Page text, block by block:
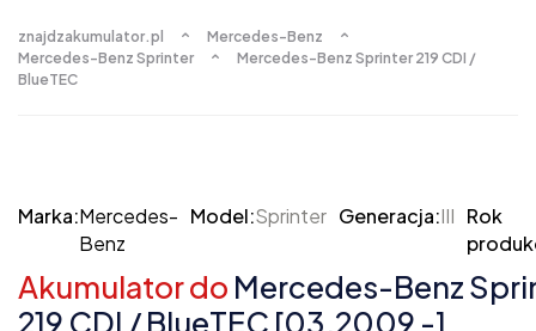
znajdzakumulator.pl
Mercedes-Benz
Mercedes-Benz Sprinter
Mercedes-Benz Sprinter 219 CDI /
BlueTEC
Marka:Mercedes-
Benz
Model:Sprinter Generacja:III Rok
Akumulator do Mercedes-Benz
219 CDI / BlueTEC [03.2009 -]